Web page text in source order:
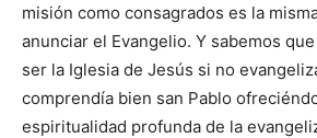
misión como consagrados es la
anunciar el Evangelio. Y sabemos
ser la Iglesia de Jesús si no
comprendía bien san Pablo
espiritualidad profunda de la